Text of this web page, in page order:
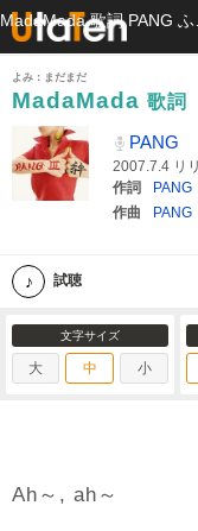
よみ：まだまだ
MadaMada 歌詞
PANG
2007.7.4 リ
作詞
PANG
作曲
PANG
試聴
文字サイズ
大 中 小
Ah～, ah～